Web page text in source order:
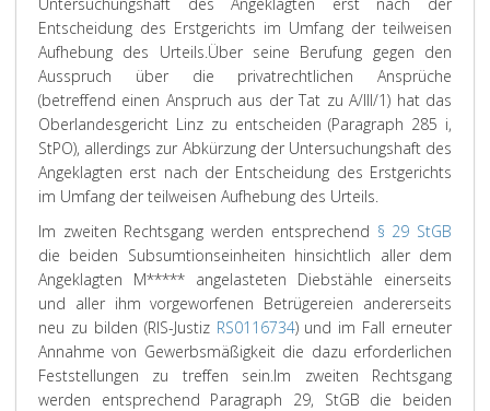
Entscheidung des Erstgerichts im Umfang der teilweisen
Aufhebung des Urteils.Über seine Berufung gegen den
Ausspruch über die privatrechtlichen Ansprüche
(betreffend einen Anspruch aus der Tat zu A/III/1) hat das
Oberlandesgericht Linz zu entscheiden (Paragraph 285 i,
StPO), allerdings zur Abkürzung der Untersuchungshaft des
Angeklagten erst nach der Entscheidung des Erstgerichts
im Umfang der teilweisen Aufhebung des Urteils.
Im zweiten Rechtsgang werden entsprechend § 29 StGB
die beiden Subsumtionseinheiten hinsichtlich aller dem
Angeklagten M***** angelasteten Diebstähle einerseits
und aller ihm vorgeworfenen Betrügereien andererseits
neu zu bilden (RIS-Justiz RS0116734) und im Fall erneuter
Annahme von Gewerbsmäßigkeit die dazu erforderlichen
Feststellungen zu treffen sein.Im zweiten Rechtsgang
werden entsprechend Paragraph 29, StGB die beiden